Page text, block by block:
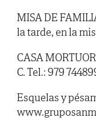
MISA DE
la tarde, en la
CASA
C. Tel.: 979
Esquelas y